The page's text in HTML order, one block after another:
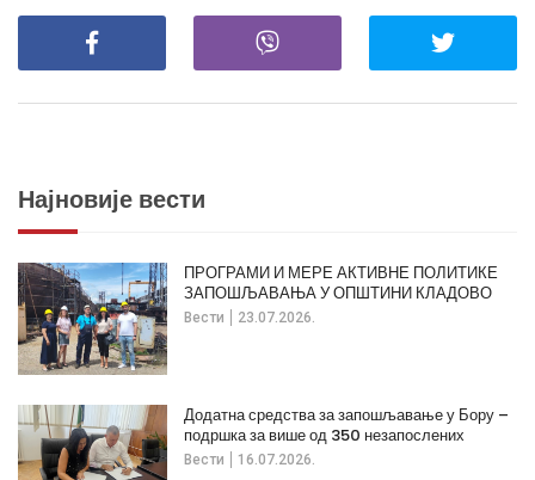
Најновије вести
Вести 23.07.2026.
ПРОГРАМИ И МЕРЕ АКТИВНЕ ПОЛИТИКЕ
ЗАПОШЉАВАЊА У ОПШТИНИ КЛАДОВО
Вести 16.07.2026.
Додатна средства за запошљавање у Бору –
подршка за више од 350 незапослених